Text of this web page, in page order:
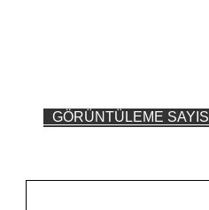
GÖRÜNTÜLEME SAYISI